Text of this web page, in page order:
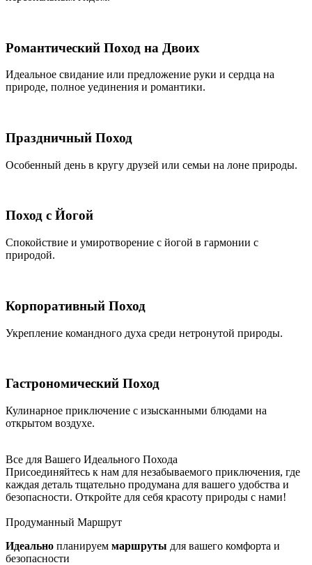
Романтический Поход на Двоих
Идеальное свидание или предложение руки и сердца на
природе, полное уединения и романтики.
Праздничный Поход
Особенный день в кругу друзей или семьи на лоне природы.
Поход с Йогой
Спокойствие и умиротворение с йогой в гармонии с
природой.
Корпоративный Поход
Укрепление командного духа среди нетронутой природы.
Гастрономический Поход
Кулинарное приключение с изысканными блюдами на
открытом воздухе.
Все для Вашего Идеального Похода
Присоединяйтесь к нам для незабываемого приключения, где
каждая деталь тщательно продумана для вашего удобства и
безопасности. Откройте для себя красоту природы с нами!
Продуманный Маршрут
Идеально планируем маршруты для вашего комфорта и
безопасности